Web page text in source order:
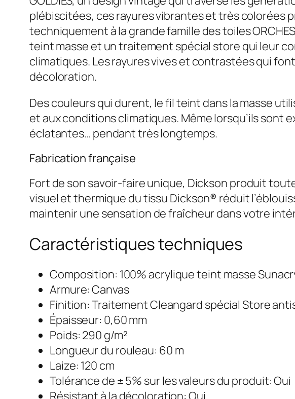
plébiscitées, ces rayures vibrantes et très colorées
techniquement à la grande famille des toiles
teint masse et un traitement spécial store qui leur
climatiques. Les rayures vives et contrastées qui
décoloration.
Des couleurs qui durent, le fil teint dans la masse
et aux conditions climatiques. Même lorsqu’ils sont
éclatantes… pendant très longtemps.
Fabrication française
Fort de son savoir-faire unique, Dickson produit
visuel et thermique du tissu Dickson® réduit
maintenir une sensation de fraîcheur dans votre
Caractéristiques techniques
Composition: 100% acrylique teint masse
Armure: Canvas
Finition: Traitement Cleangard spécial Store
Épaisseur: 0,60 mm
Poids: 290 g/m²
Longueur du rouleau: 60 m
Laize: 120 cm
Tolérance de ± 5% sur les valeurs du produit: Oui
Résistant à la décoloration: Oui